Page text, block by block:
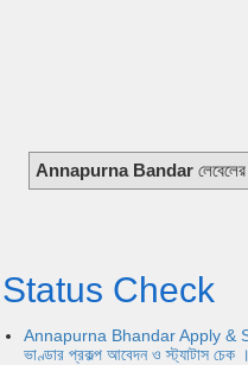
Annapurna Bandar
Status Check
Annapurna Bhandar Apply &
ভাণ্ডার প্রকল্প আবেদন ও স্ট্যাটাস চেক ।